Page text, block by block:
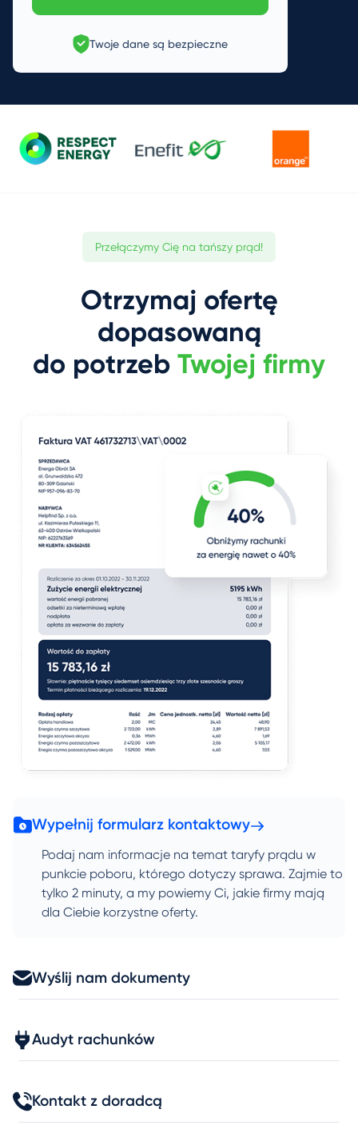
Twoje dane są bezpieczne
Przełączymy Cię na tańszy prąd!
Otrzymaj ofertę
dopasowaną
do potrzeb Twojej firmy
Wypełnij formularz kontaktowy
Podaj nam informacje na temat taryfy prądu w
punkcie poboru, którego dotyczy sprawa. Zajmie to
tylko 2 minuty, a my powiemy Ci, jakie firmy mają
dla Ciebie korzystne oferty.
Wyślij nam dokumenty
Audyt rachunków
Kontakt z doradcą